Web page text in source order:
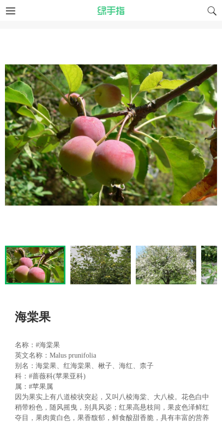
海棠果
名称： #海棠果
英文名称：Malus prunifolia
别名：海棠果、红海棠果、楸子、海红、柰子
科：#蔷薇科(苹果亚科)
属： #苹果属
因为果实上有八道棱状突起，又叫八棱海棠、大八棱。花色白中
稍带粉色，随风摇曳，别具风姿；红果高悬枝间，果皮色泽鲜红
夺目，果肉黄白色，果香馥郁，鲜食酸甜香脆，具有丰富的营养